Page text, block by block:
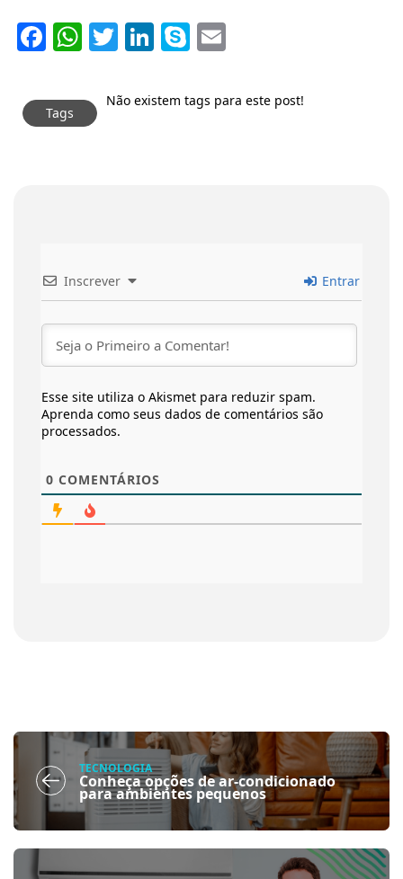
Facebook
WhatsApp
Twitter
LinkedIn
Skype
Tags
Não existem tags para este post!
Inscrever Entrar
Esse site utiliza o Akismet para reduzir spam.
Aprenda como seus dados de comentários são
processados.
0 COMENTÁRIOS
TECNOLOGIA
Conheça opções de ar-condicionado
para ambientes pequenos